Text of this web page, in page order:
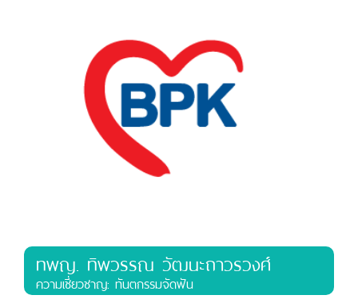
ทพญ. ทิพวรรณ วัฒนะถาวรวงศ์
ความเชี่ยวชาญ: ทันตกรรมจัดฟัน